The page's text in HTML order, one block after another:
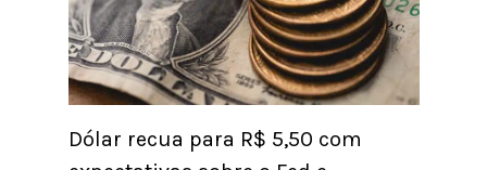
Dólar recua para R$ 5,50 com